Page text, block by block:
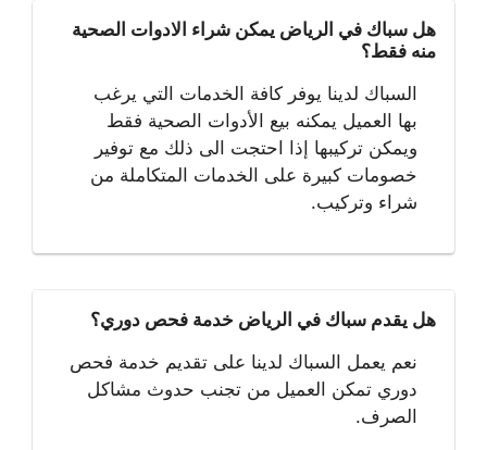
هل سباك في الرياض يمكن شراء الادوات الصحية
منه فقط؟
السباك لدينا يوفر كافة الخدمات التي يرغب
بها العميل يمكنه بيع الأدوات الصحية فقط
ويمكن تركيبها إذا احتجت الى ذلك مع توفير
خصومات كبيرة على الخدمات المتكاملة من
شراء وتركيب.
هل يقدم سباك في الرياض خدمة فحص دوري؟
نعم يعمل السباك لدينا على تقديم خدمة فحص
دوري تمكن العميل من تجنب حدوث مشاكل
الصرف.